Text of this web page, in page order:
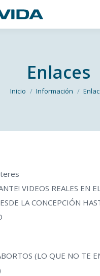
Enlaces
Estás aquí:
Inicio Información
VIDEOS REALES EN
LA CONCEPCIÓN
(LO QUE NO TE